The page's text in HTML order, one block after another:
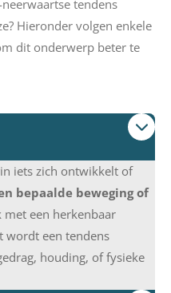
tendens
Hieronder volgen enkele
dit onderwerp beter te
iets zich ontwikkelt of
bepaalde beweging of
met een herkenbaar
wordt een tendens
houding, of fysieke